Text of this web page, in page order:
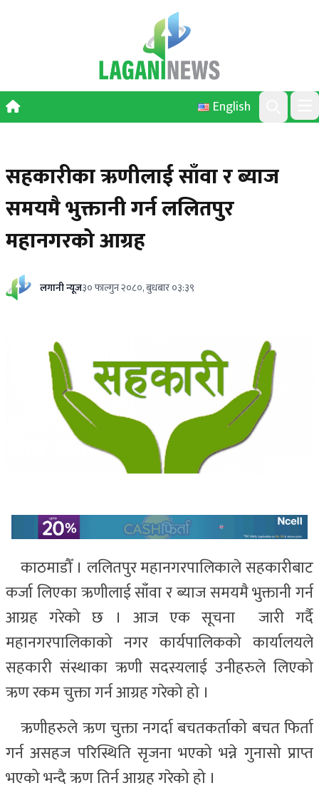
English
Search
सहकारीका ऋणीलाई साँवा र ब्याज
समयमै भुक्तानी गर्न ललितपुर
महानगरको आग्रह
लगानी न्यूज३० फाल्गुन २०८०, बुधबार ०३:३९
काठमाडौँ । ललितपुर महानगरपालिकाले सहकारीबाट
कर्जा लिएका ऋणीलाई साँवा र ब्याज समयमै भुक्तानी गर्न
आग्रह गरेको छ । आज एक सूचना जारी गर्दै
महानगरपालिकाको नगर कार्यपालिकको कार्यालयले
सहकारी संस्थाका ऋणी सदस्यलाई उनीहरुले लिएको
ऋण रकम चुक्ता गर्न आग्रह गरेको हो ।
ऋणीहरुले ऋण चुक्ता नगर्दा बचतकर्ताको बचत फिर्ता
गर्न असहज परिस्थिति सृजना भएको भन्ने गुनासो प्राप्त
भएको भन्दै ऋण तिर्न आग्रह गरेको हो ।